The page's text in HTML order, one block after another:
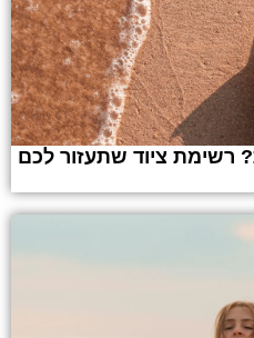
רשימת ציוד שתעזור לכם